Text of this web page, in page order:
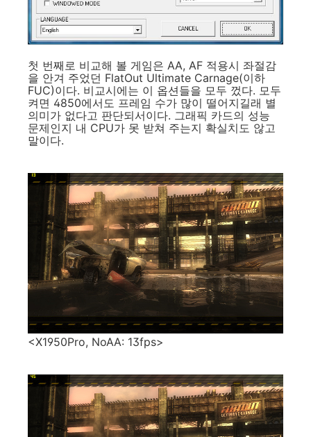
첫 번째로 비교해 볼 게임은 AA, AF 적용시 좌절감
을 안겨 주었던 FlatOut Ultimate Carnage(이하
FUC)이다. 비교시에는 이 옵션들을 모두 껐다. 모두
켜면 4850에서도 프레임 수가 많이 떨어지길래 별
의미가 없다고 판단되서이다. 그래픽 카드의 성능
문제인지 내 CPU가 못 받쳐 주는지 확실치도 않고
말이다.
<X1950Pro, NoAA: 13fps>